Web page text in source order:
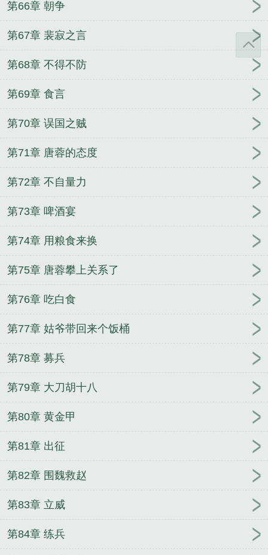
第66章 朝争
第67章 裴寂之言
第68章 不得不防
第69章 食言
第70章 误国之贼
第71章 唐蓉的态度
第72章 不自量力
第73章 啤酒宴
第74章 用粮食来换
第75章 唐蓉攀上关系了
第76章 吃白食
第77章 姑爷带回来个饭桶
第78章 募兵
第79章 大刀胡十八
第80章 黄金甲
第81章 出征
第82章 围魏救赵
第83章 立威
第84章 练兵